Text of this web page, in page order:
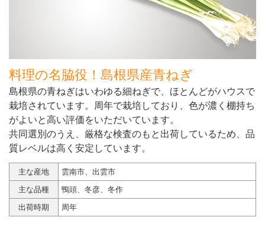
料理の名脇役！島根県産青ねぎ
島根県の青ねぎはいわゆる細ねぎで、ほとんどがハウスで
栽培されています。周年で栽培しており、色が濃く棚持ち
がよいと高い評価をいただいています。
共同選別のうえ、厳格な検査のもと出荷しているため、品
質レベルは高く安定しています。
主な産地
雲南市、出雲市
主な品種
鴨頭、冬彦、冬作
出荷時期
周年